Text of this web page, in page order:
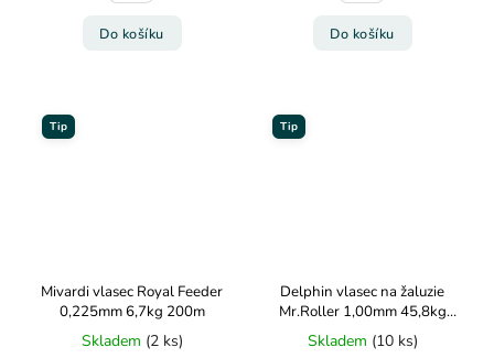
Do košíku Do košíku
Tip
Mivardi vlasec Royal Feeder
0,225mm 6,7kg 200m
Skladem (2 ks)
Tip
Delphin vlasec na žaluzie
Mr.Roller 1,00mm 45,8kg
35m
Skladem (10 ks)